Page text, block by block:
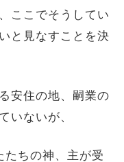
ここでそうしてい
と見なすことを決
安住の地、嗣業の
いないが、
たちの神、主が受